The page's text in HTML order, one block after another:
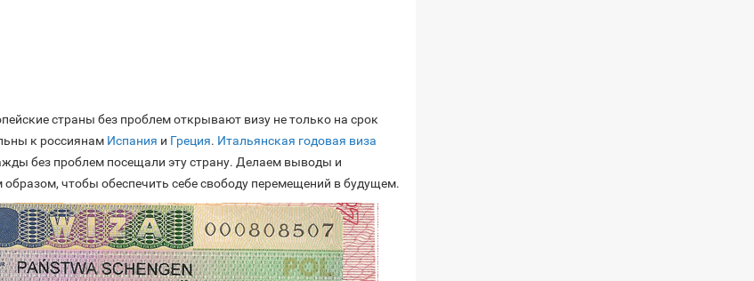
страны без проблем открывают визу не только на срок
к россиянам Испания и Греция. Итальянская годовая виза
без проблем посещали эту страну. Делаем выводы и
образом, чтобы обеспечить себе свободу перемещений в будущем.